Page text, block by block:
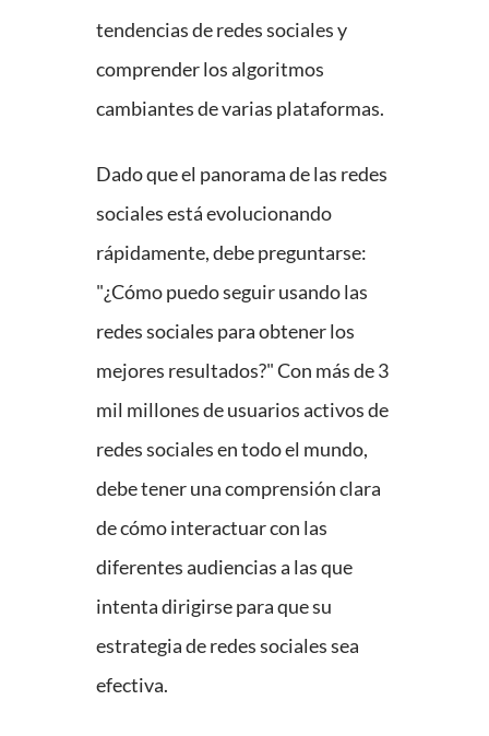
tendencias de redes sociales y
comprender los algoritmos
cambiantes de varias plataformas.
Dado que el panorama de las redes
sociales está evolucionando
rápidamente, debe preguntarse:
"¿Cómo puedo seguir usando las
redes sociales para obtener los
mejores resultados?" Con más de 3
mil millones de usuarios activos de
redes sociales en todo el mundo,
debe tener una comprensión clara
de cómo interactuar con las
diferentes audiencias a las que
intenta dirigirse para que su
estrategia de redes sociales sea
efectiva.